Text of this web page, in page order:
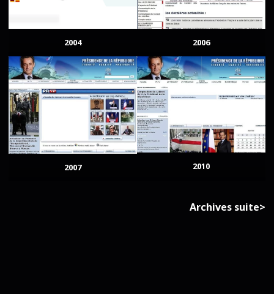
2004 2006
2007 2010
Archives suite>